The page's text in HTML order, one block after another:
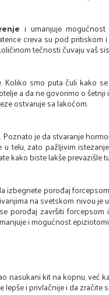
i umanjuje
creva su pod pritiskom
tečnosti čuvaju vaš
Koliko smo puta čuli kako
a da ne govorimo o
ostvaruje sa lakoćom.
je da stvaranje
telu, zato pažljivim
kako biste lakše prevazišle
izbegnete porođaj
na svetskom nivou
porođaj završiti
i mogućnost
nasukani kit na kopnu, već
lepše i privlačnije i da zračite